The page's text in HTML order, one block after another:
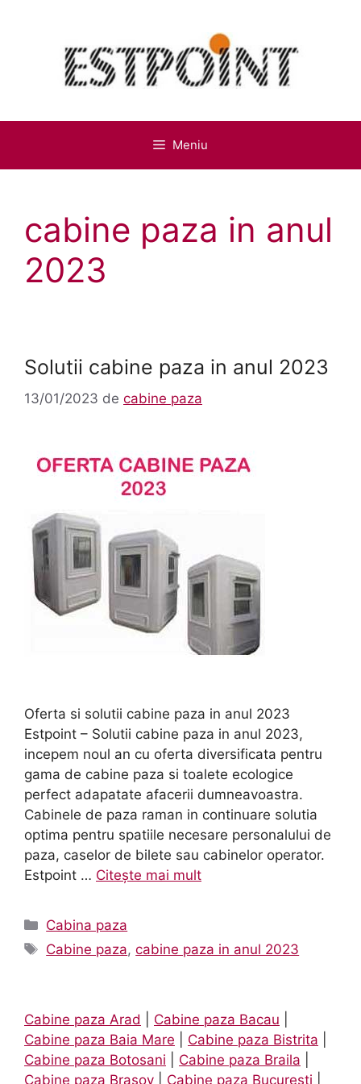
Meniu
cabine paza in anul
2023
Solutii cabine paza in anul 2023
13/01/2023 de cabine paza
Oferta si solutii cabine paza in anul 2023
Estpoint – Solutii cabine paza in anul 2023,
incepem noul an cu oferta diversificata pentru
gama de cabine paza si toalete ecologice
perfect adapatate afacerii dumneavoastra.
Cabinele de paza raman in continuare solutia
optima pentru spatiile necesare personalului de
paza, caselor de bilete sau cabinelor operator.
Estpoint … Citește mai mult
Categorii
Cabina paza
Etichete
Cabine paza,cabine paza in anul 2023
Cabine paza Arad Cabine paza Bacau
Cabine paza Baia Mare
Cabine paza Bistrita
Cabine paza Botosani
Cabine paza Braila
Cabine paza Brasov
Cabine paza Bucuresti